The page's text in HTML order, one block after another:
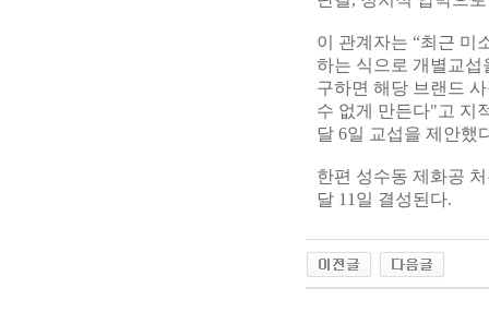
이 관계자는 “최근 미
하는 식으로 개별교섭
구하면 해당 브랜드
수 없게 만든다"고 지
달 6일 교섭을 제안했
한편 성수동 제화공
달 11일 결성된다.